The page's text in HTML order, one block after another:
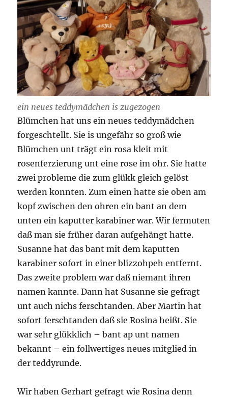
ein neues teddymädchen is zugezogen
Blümchen hat uns ein neues teddymädchen
forgeschtellt. Sie is ungefähr so groß wie
Blümchen unt trägt ein rosa kleit mit
rosenferzierung unt eine rose im ohr. Sie hatte
zwei probleme die zum glükk gleich gelöst
werden konnten. Zum einen hatte sie oben am
kopf zwischen den ohren ein bant an dem
unten ein kaputter karabiner war. Wir fermuten
daß man sie früher daran aufgehängt hatte.
Susanne hat das bant mit dem kaputten
karabiner sofort in einer blizzohpeh entfernt.
Das zweite problem war daß niemant ihren
namen kannte. Dann hat Susanne sie gefragt
unt auch nichs ferschtanden. Aber Martin hat
sofort ferschtanden daß sie Rosina heißt. Sie
war sehr glükklich – bant ap unt namen
bekannt – ein follwertiges neues mitglied in
der teddyrunde.
Wir haben Gerhart gefragt wie Rosina denn